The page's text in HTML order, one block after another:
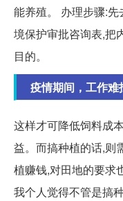
能养殖。 办理步骤:
境保护审批咨询表,把
目的。
疫情期间，工作
这样才可降低饲料成
益。而搞种植的话,则
植赚钱,对田地的要求
我个人觉得不管是搞